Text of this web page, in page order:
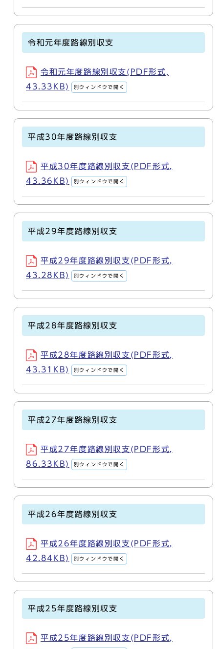
令和元年度路線別収支
令和元年度路線別収支(PDF形式,
43.33KB)
別ウィンドウで開く
平成30年度路線別収支
平成30年度路線別収支(PDF形式,
43.36KB)
別ウィンドウで開く
平成29年度路線別収支
平成29年度路線別収支(PDF形式,
43.28KB)
別ウィンドウで開く
平成28年度路線別収支
平成28年度路線別収支(PDF形式,
43.31KB)
別ウィンドウで開く
平成27年度路線別収支
平成27年度路線別収支(PDF形式,
86.33KB)
別ウィンドウで開く
平成26年度路線別収支
平成26年度路線別収支(PDF形式,
42.84KB)
別ウィンドウで開く
平成25年度路線別収支
平成25年度路線別収支(PDF形式,